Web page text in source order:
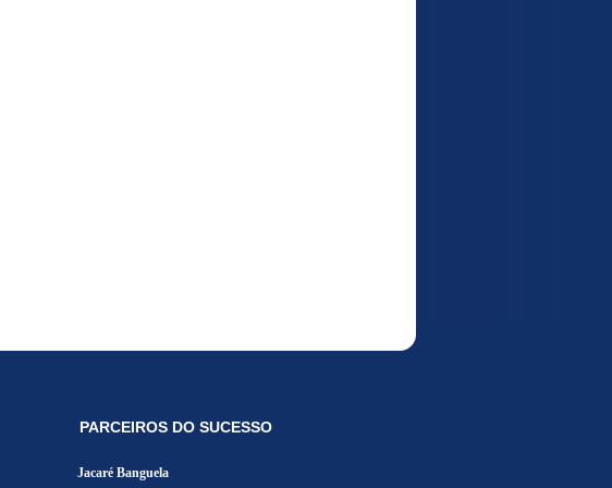
PARCEIROS DO SUCESSO
Jacaré Banguela